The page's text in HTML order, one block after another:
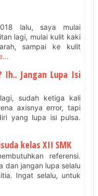
lalu, saya mulai
lagi, mulai kulit kaki
sampai ke kulit
Ih.. Jangan Lupa Isi
sudah ketiga kali
axisnya error, tapi
yang lupa isi pulsa.
kelas XII SMK
referensi.
dan jangan lupa selalu
Ingat selalu, untuk